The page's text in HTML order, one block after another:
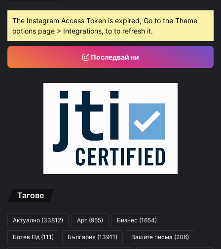
The Instagram Access Token is expired, Go to the Theme
options page > Integrations, to to refresh it.
Последвай ни
Тагове
Актуално (33812) Арт (955) Бизнес (1654)
Ботев Пд (111) България (13911) Вашите писма (206)